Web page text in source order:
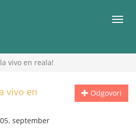
Meni
vivo en reala!
Odgovori
vivo en
september